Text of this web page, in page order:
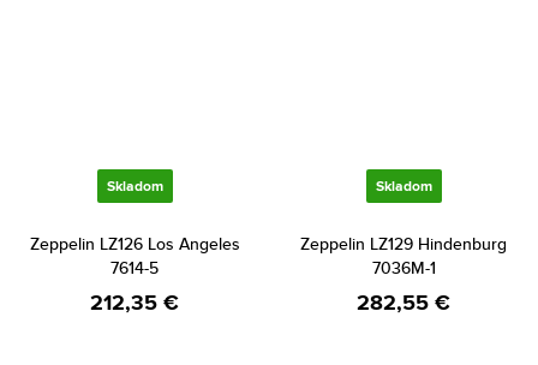
Skladom
Zeppelin LZ126 Los Angeles
7614-5
212,35 €
Skladom
Zeppelin LZ129 Hindenburg
7036M-1
282,55 €